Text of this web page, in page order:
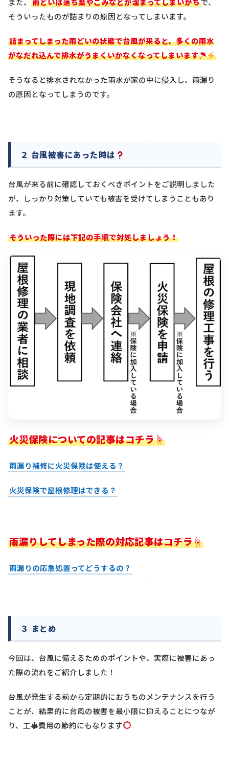
そういったものが詰まりの原因となってしまいます。
詰まってしまった雨どいの状態で台風が来ると、多くの雨水
がなだれ込んで排水がうまくいかなくなってしまいます☂
そうなると排水されなかった雨水が家の中に侵入し、雨漏り
の原因となってしまうのです。
２ 台風被害にあった時は
台風が来る前に確認しておくべきポイントをご説明しました
が、しっかり対策していても被害を受けてしまうこともあり
ます。
そういった際には下記の手順で対処しましょう！
火災保険についての記事はコチラ☝
雨漏り補修に火災保険は使える？
火災保険で屋根修理はできる？
雨漏りしてしまった際の対応記事はコチラ☝
雨漏りの応急処置ってどうするの？
３ まとめ
今回は、台風に備えるためのポイントや、実際に被害にあっ
た際の流れをご紹介しました！
台風が発生する前から定期的におうちのメンテナンスを行う
ことが、結果的に台風の被害を最小限に抑えることにつなが
り、工事費用の節約にもなります